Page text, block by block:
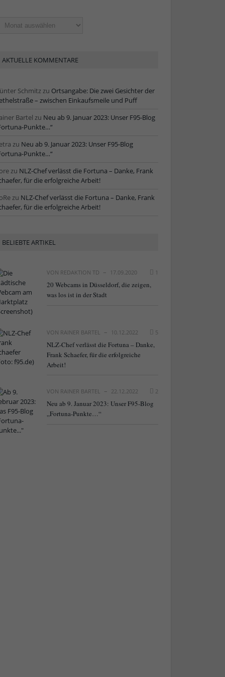
AKTUELLE KOMMENTARE
Schmitzzu Ortsangabe: Die zwei Gesichter der
– zwischen Einkaufsmeile und Puff
Bartel zu Neu ab 9. Januar 2023: Unser F95-Blog
Punkte…“
zu Neu ab 9. Januar 2023: Unser F95-Blog
Punkte…“
zu NLZ-Chef verlässt die Fortuna – Danke, Frank
für die erfolgreiche Arbeit!
zu NLZ-Chef verlässt die Fortuna – Danke, Frank
für die erfolgreiche Arbeit!
BELIEBTE ARTIKEL
VON REDAKTION TD 17.09.2020 1
20 Webcams in Düsseldorf, die zeigen,
was los ist in der Stadt
VON RAINER BARTEL 10.12.2022 5
NLZ-Chef verlässt die Fortuna – Danke,
Frank Schaefer, für die erfolgreiche
Arbeit!
VON RAINER BARTEL 22.12.2022 2
Neu ab 9. Januar 2023: Unser F95-Blog
„Fortuna-Punkte…“